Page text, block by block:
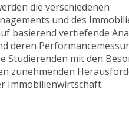
die verschiedenen
und des
basierend vertiefende
deren
Studierenden mit den
zunehmenden
Immobilienwirtschaft.